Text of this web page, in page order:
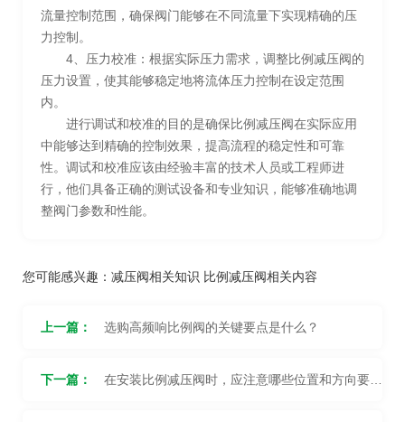
流量控制范围，确保阀门能够在不同流量下实现精确的压
力控制。
4、压力校准：根据实际压力需求，调整比例减压阀的
压力设置，使其能够稳定地将流体压力控制在设定范围
内。
进行调试和校准的目的是确保比例减压阀在实际应用
中能够达到精确的控制效果，提高流程的稳定性和可靠
性。调试和校准应该由经验丰富的技术人员或工程师进
行，他们具备正确的测试设备和专业知识，能够准确地调
整阀门参数和性能。
您可能感兴趣： 减压阀相关知识 比例减压阀相关内容
上一篇： 选购高频响比例阀的关键要点是什么？
下一篇： 在安装比例减压阀时，应注意哪些位置和方向要